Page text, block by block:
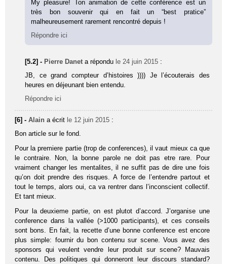
My pleasure! Ton animation de cette conférence est un
très bon souvenir qui en fait un “best pratice”
malheureusement rarement rencontré depuis !
Répondre ici
[5.2] - Pierre Danet a répondu le 24 juin 2015 :
JB, ce grand compteur d’histoires )))) Je l’écouterais des
heures en déjeunant bien entendu.
Répondre ici
[6] -Alain a écrit le 12 juin 2015 :
Bon article sur le fond.
Pour la premiere partie (trop de conferences), il vaut mieux ca que
le contraire. Non, la bonne parole ne doit pas etre rare. Pour
vraiment changer les mentalites, il ne suffit pas de dire une fois
qu’on doit prendre des risques. A force de l’entendre partout et
tout le temps, alors oui, ca va rentrer dans l’inconscient collectif.
Et tant mieux.
Pour la deuxieme partie, on est plutot d’accord. J’organise une
conference dans la vallée (>1000 participants), et ces conseils
sont bons. En fait, la recette d’une bonne conference est encore
plus simple: fournir du bon contenu sur scene. Vous avez des
sponsors qui veulent vendre leur produit sur scene? Mauvais
contenu. Des politiques qui donneront leur discours standard?